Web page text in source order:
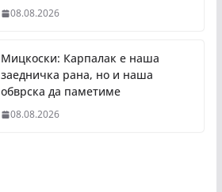
08.08.2026
Мицкоски: Карпалак е наша
заедничка рана, но и наша
обврска да паметиме
08.08.2026